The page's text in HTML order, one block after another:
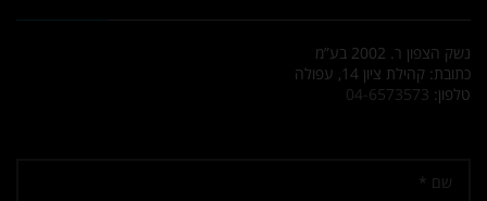
נשק הצפון ר. 2002 בע”מ
כתובת: קהילת ציון 14, עפולה
טלפון: 04-6573573